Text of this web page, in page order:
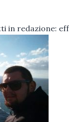
in redazione: